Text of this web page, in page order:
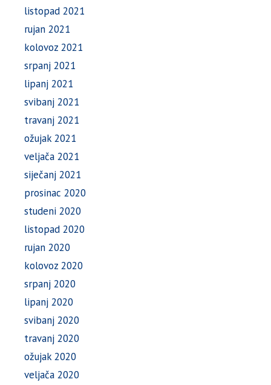
listopad 2021
rujan 2021
kolovoz 2021
srpanj 2021
lipanj 2021
svibanj 2021
travanj 2021
ožujak 2021
veljača 2021
siječanj 2021
prosinac 2020
studeni 2020
listopad 2020
rujan 2020
kolovoz 2020
srpanj 2020
lipanj 2020
svibanj 2020
travanj 2020
ožujak 2020
veljača 2020